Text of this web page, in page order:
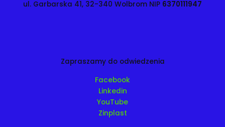
ul. Garbarska 41, 32-340 Wolbrom NIP 6370111947
Zapraszamy do odwiedzenia
Facebook
Linkedin
YouTube
Zinplast